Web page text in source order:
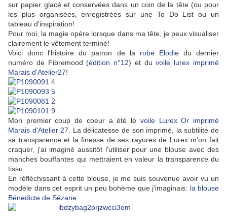
sur papier glacé et conservées dans un coin de la tête (ou pour
les plus organisées, enregistrées sur une To Do List ou un
tableau d'inspiration!
Pour moi, la magie opère lorsque dans ma tête, je peux visualiser
clairement le vêtement terminé!
Voici donc l'histoire du patron de la robe Elodiedu dernier
numéro de Fibremood (édition n°12) et duvoile lurex imprimé
Marais d'Atelier27!
Mon premier coup de coeur a été le voile Lurex Or imprimé
Marais d'Atelier 27 . La délicatesse de son imprimé, la subtilité de
sa transparence et la finesse de ses rayures de Lurex m'on fait
craquer, j'ai imaginé aussitôt l'utiliser pour une blouse avec des
manches bouffantes qui mettraient en valeur la transparence du
tissu.
En réfléchissant à cette blouse, je me suis souvenue avoir vu un
modèle dans cet esprit un peu bohème que j'imaginais: la blouse
Bénedicte de Sézane